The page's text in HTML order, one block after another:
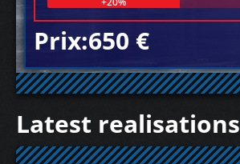
Prix:650 €
Latest realisations